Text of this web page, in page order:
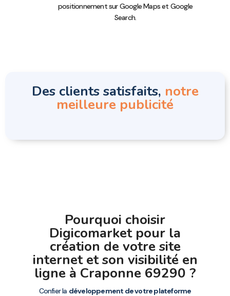
positionnement sur Google Maps et Google
Search.
Des clients satisfaits, notre
meilleure publicité
Pourquoi choisir
Digicomarket pour la
création de votre site
internet et son visibilité en
ligne à Craponne 69290 ?
Confier la développement de votre plateforme